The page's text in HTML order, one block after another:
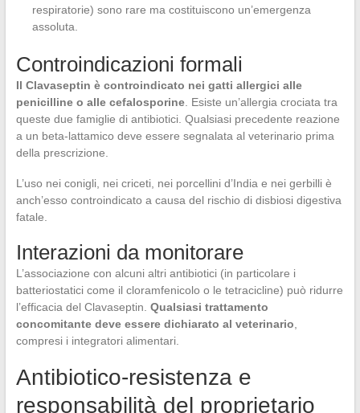
respiratorie) sono rare ma costituiscono un’emergenza
assoluta.
Controindicazioni formali
Il Clavaseptin è controindicato nei gatti allergici alle
penicilline o alle cefalosporine. Esiste un’allergia crociata tra
queste due famiglie di antibiotici. Qualsiasi precedente reazione
a un beta-lattamico deve essere segnalata al veterinario prima
della prescrizione.
L’uso nei conigli, nei criceti, nei porcellini d’India e nei gerbilli è
anch’esso controindicato a causa del rischio di disbiosi digestiva
fatale.
Interazioni da monitorare
L’associazione con alcuni altri antibiotici (in particolare i
batteriostatici come il cloramfenicolo o le tetracicline) può ridurre
l’efficacia del Clavaseptin. Qualsiasi trattamento
concomitante deve essere dichiarato al veterinario
compresi i integratori alimentari.
Antibiotico-resistenza e
responsabilità del proprietario